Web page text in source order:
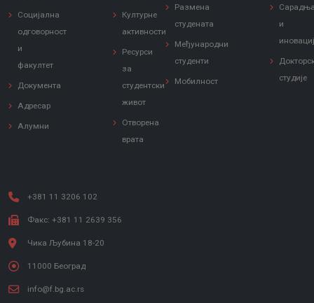
Социјална
одговорност
и
факултет
Документа
Адресар
Алумни
Културне
активности
Ресурси
за
студентски
живот
Отворена
врата
Размена
студената
Међународни
студенти
Мобилност
и
студије
+381 11 3206 102
Факс: +381 11 2639 356
Чика Љубина 18-20
11000 Београд
info@f.bg.ac.rs